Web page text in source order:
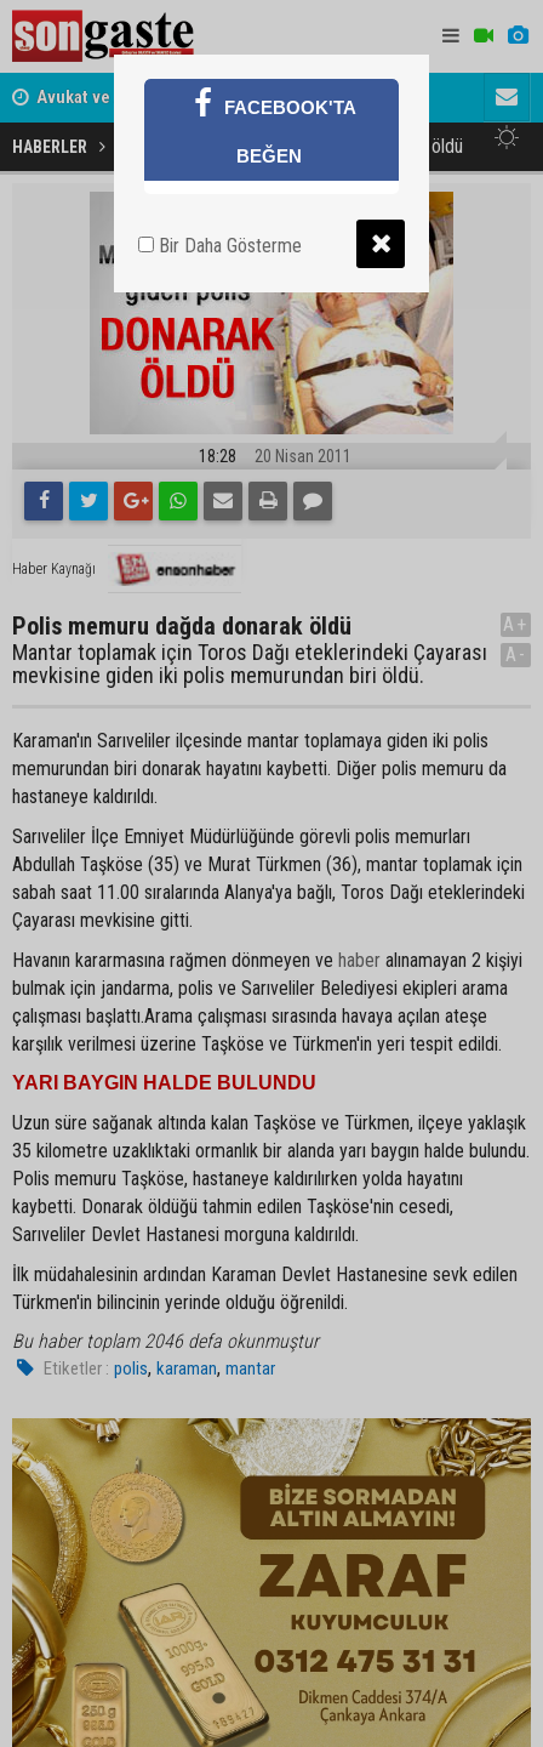
Nazım Sağlam geri adım atmadı Murat
HABERLER Polis memuru dağda donarak öldü
18:28 20 Nisan 2011
Haber Kaynağı
Polis memuru dağda donarak öldü
Mantar toplamak için Toros Dağı eteklerindeki Çayarası
mevkisine giden iki polis memurundan biri öldü.
A+
A-
Karaman'ın Sarıveliler ilçesinde mantar toplamaya giden iki polis
memurundan biri donarak hayatını kaybetti. Diğer polis memuru da
hastaneye kaldırıldı.
Sarıveliler İlçe Emniyet Müdürlüğünde görevli polis memurları
Abdullah Taşköse (35) ve Murat Türkmen (36), mantar toplamak için
sabah saat 11.00 sıralarında Alanya'ya bağlı, Toros Dağı eteklerindeki
Çayarası mevkisine gitti.
Havanın kararmasına rağmen dönmeyen ve haber alınamayan 2 kişiyi
bulmak için jandarma, polis ve Sarıveliler Belediyesi ekipleri arama
çalışması başlattı.Arama çalışması sırasında havaya açılan ateşe
karşılık verilmesi üzerine Taşköse ve Türkmen'in yeri tespit edildi.
YARI BAYGIN HALDE BULUNDU
Uzun süre sağanak altında kalan Taşköse ve Türkmen, ilçeye yaklaşık
35 kilometre uzaklıktaki ormanlık bir alanda yarı baygın halde bulundu.
Polis memuru Taşköse, hastaneye kaldırılırken yolda hayatını
kaybetti. Donarak öldüğü tahmin edilen Taşköse'nin cesedi,
Sarıveliler Devlet Hastanesi morguna kaldırıldı.
İlk müdahalesinin ardından Karaman Devlet Hastanesine sevk edilen
Türkmen'in bilincinin yerinde olduğu öğrenildi.
Bu haber toplam 2046 defa okunmuştur
Etiketler : polis,karaman,mantar
FACEBOOK'TA
BEĞEN
Bir Daha Gösterme